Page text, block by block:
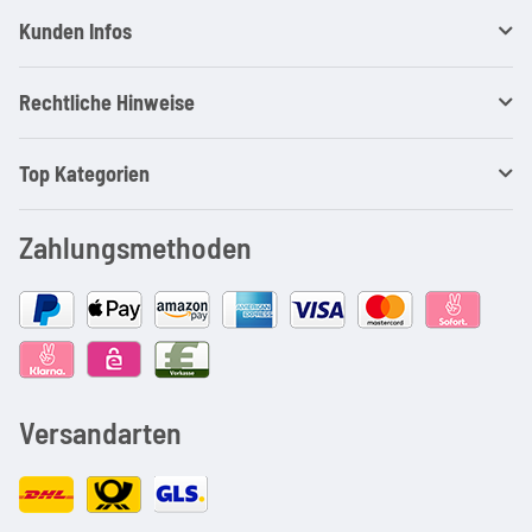
Kunden Infos
Rechtliche Hinweise
Top Kategorien
Zahlungsmethoden
Versandarten